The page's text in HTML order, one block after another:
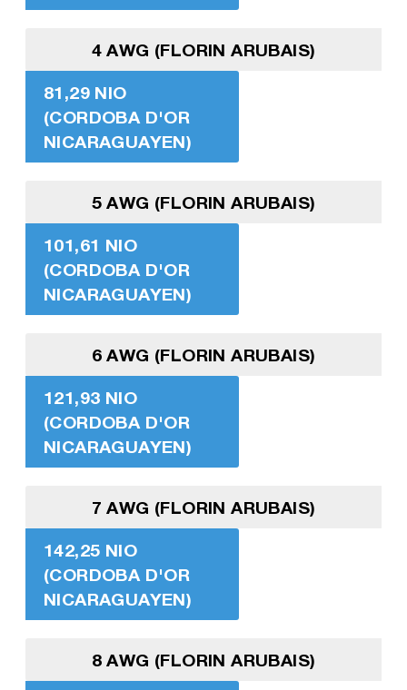
4 AWG (FLORIN ARUBAIS)
81,29 NIO
(CORDOBA D'OR
NICARAGUAYEN)
5 AWG (FLORIN ARUBAIS)
101,61 NIO
(CORDOBA D'OR
NICARAGUAYEN)
6 AWG (FLORIN ARUBAIS)
121,93 NIO
(CORDOBA D'OR
NICARAGUAYEN)
7 AWG (FLORIN ARUBAIS)
142,25 NIO
(CORDOBA D'OR
NICARAGUAYEN)
8 AWG (FLORIN ARUBAIS)